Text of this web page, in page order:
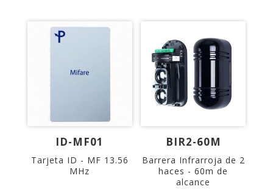
ID-MF01
Tarjeta ID - MF 13.56
MHz
BIR2-60M
Barrera Infrarroja de 2
haces - 60m de
alcance